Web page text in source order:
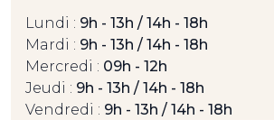
Lundi : 9h - 13h / 14h - 18h
Mardi : 9h - 13h / 14h - 18h
Mercredi : 09h - 12h
Jeudi : 9h - 13h / 14h - 18h
Vendredi : 9h - 13h / 14h - 18h